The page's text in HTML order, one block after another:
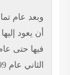
عام تماما,
فيها
الثاني